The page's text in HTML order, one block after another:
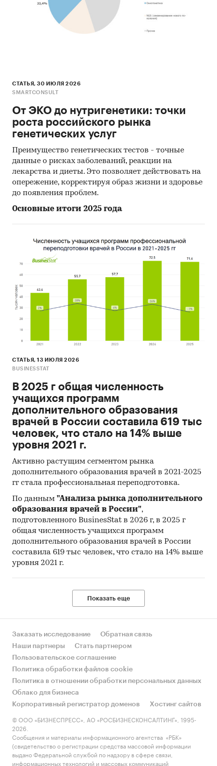
Нижегородская область
СТАТЬЯ, 30 ИЮЛЯ 2026
SMARTCONSULT
От ЭКО до нутригенетики: точки
роста российского рынка
генетических услуг
Преимущество генетических тестов - точные
данные о рисках заболеваний, реакции на
лекарства и диеты. Это позволяет действовать на
опережение, корректируя образ жизни и здоровье
до появления проблем.
Основные итоги 2025 года
СТАТЬЯ, 13 ИЮЛЯ 2026
BUSINESSTAT
В 2025 г общая численность
учащихся программ
дополнительного образования
врачей в России составила 619 тыс
человек, что стало на 14% выше
уровня 2021 г.
Активно растущим сегментом рынка
дополнительного образования врачей в 2021-2025
гг стала профессиональная переподготовка.
По данным "Анализа рынка дополнительного
образования врачей в России",
подготовленного BusinesStat в 2026 г, в 2025 г
общая численность учащихся программ
дополнительного образования врачей в России
составила 619 тыс человек, что стало на 14% выше
уровня 2021 г.
Показать еще
Заказать исследование
Обратная связь
Наши партнеры
Стать партнером
Пользовательское соглашение
Политика обработки файлов cookie
Политика в отношении обработки персональных данных
Облако для бизнеса
Корпоративный регистратор доменов
Хостинг сайтов
© ООО «БИЗНЕСПРЕСС», АО «РОСБИЗНЕСКОНСАЛТИНГ», 1995-
2026.
Сообщения и материалы информационного агентства «РБК»
(свидетельство о регистрации средства массовой информации
выдано Федеральной службой по надзору в сфере связи,
информационных технологий и массовых коммуникаций